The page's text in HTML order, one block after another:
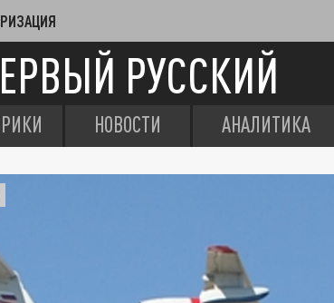
РУССКИЙ
НОВОСТИ АНАЛИТИКА